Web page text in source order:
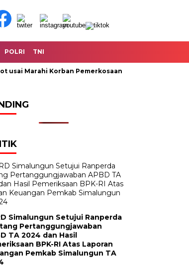
POLRI TNI
Marahi Korban Pemerkosaan
Simalungun Setujui Ranperda
Pertanggungjawaban
TA 2024 dan Hasil
BPK-RI Atas Laporan
Pemkab Simalungun TA